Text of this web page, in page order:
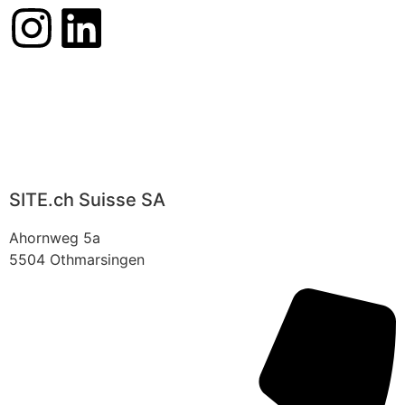
SITE.ch Suisse SA
Ahornweg 5a
5504 Othmarsingen